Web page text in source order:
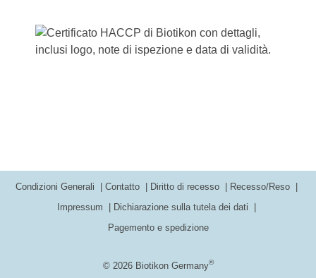
© 2026 Biotikon Germany®
Condizioni Generali Contatto Diritto di recesso
Recesso/Reso
Impressum
Dichiarazione sulla tutela dei dati
Pagemento e spedizione